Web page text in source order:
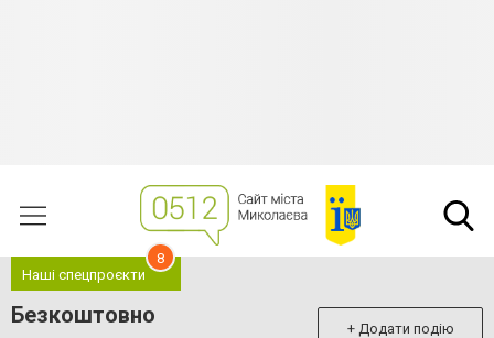
Наші спецпроєкти
8
Безкоштовно + Додати подію